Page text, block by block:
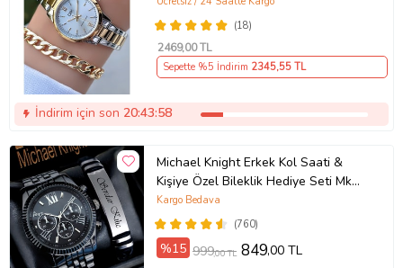
(18)
2469,00 TL
Sepette %5 İndirim 2345,55 TL
İndirim için son 20:43:58
Michael Knight Erkek Kol Saati &
Kişiye Özel Bileklik Hediye Seti Mk
SiyahİçiGümüş
(760)
Kargo Bedava
%15 999,00 TL 849,00 TL